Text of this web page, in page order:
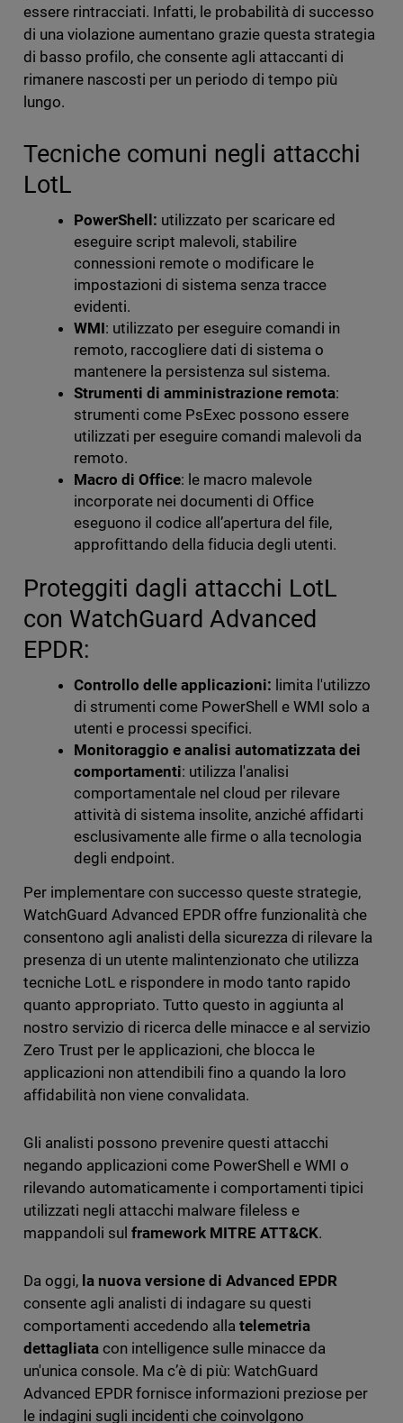
essere rintracciati. Infatti, le probabilità di successo
di una violazione aumentano grazie questa strategia
di basso profilo, che consente agli attaccanti di
rimanere nascosti per un periodo di tempo più
lungo.
Tecniche comuni negli attacchi
LotL
PowerShell: utilizzato per scaricare ed
eseguire script malevoli, stabilire
connessioni remote o modificare le
impostazioni di sistema senza tracce
evidenti.
WMI: utilizzato per eseguire comandi in
remoto, raccogliere dati di sistema o
mantenere la persistenza sul sistema.
Strumenti di amministrazione remota:
strumenti come PsExec possono essere
utilizzati per eseguire comandi malevoli da
remoto.
Macro di Office: le macro malevole
incorporate nei documenti di Office
eseguono il codice all’apertura del file,
approfittando della fiducia degli utenti.
Proteggiti dagli attacchi LotL
con WatchGuard Advanced
EPDR:
Controllo delle applicazioni: limita l'utilizzo
di strumenti come PowerShell e WMI solo a
utenti e processi specifici.
Monitoraggio e analisi automatizzata dei
comportamenti: utilizza l'analisi
comportamentale nel cloud per rilevare
attività di sistema insolite, anziché affidarti
esclusivamente alle firme o alla tecnologia
degli endpoint.
Per implementare con successo queste strategie,
WatchGuard Advanced EPDR offre funzionalità che
consentono agli analisti della sicurezza di rilevare la
presenza di un utente malintenzionato che utilizza
tecniche LotL e rispondere in modo tanto rapido
quanto appropriato. Tutto questo in aggiunta al
nostro servizio di ricerca delle minacce e al servizio
Zero Trust per le applicazioni, che blocca le
applicazioni non attendibili fino a quando la loro
affidabilità non viene convalidata.
Gli analisti possono prevenire questi attacchi
negando applicazioni come PowerShell e WMI o
rilevando automaticamente i comportamenti tipici
utilizzati negli attacchi malware fileless e
mappandoli sul framework MITRE ATT&CK.
Da oggi, la nuova versione di Advanced EPDR
consente agli analisti di indagare su questi
comportamenti accedendo alla telemetria
dettagliatacon intelligence sulle minacce da
un'unica console. Ma c’è di più: WatchGuard
Advanced EPDR fornisce informazioni preziose per
le indagini sugli incidenti che coinvolgono